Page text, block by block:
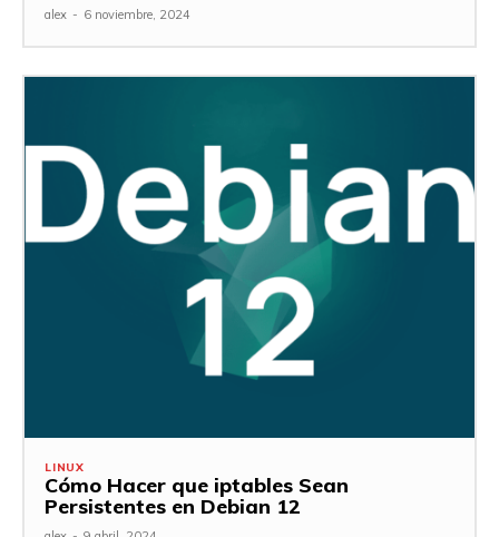
alex - 6 noviembre, 2024
LINUX
Cómo Hacer que iptables Sean
Persistentes en Debian 12